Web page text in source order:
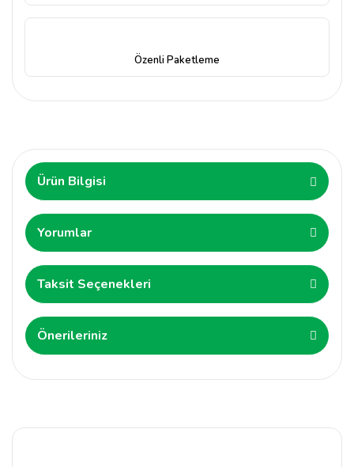
Özenli Paketleme
Ürün Bilgisi
Yorumlar
Taksit Seçenekleri
Önerileriniz